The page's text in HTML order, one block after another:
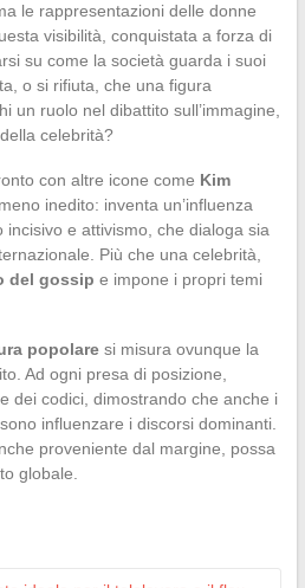
le rappresentazioni delle donne
visibilità, conquistata a forza di
su come la società guarda i suoi
o si rifiuta, che una figura
un ruolo nel dibattito sull’immagine,
celebrità?
con altre icone come Kim
inedito: inventa un’influenza
e attivismo, che dialoga sia
Più che una celebrità,
del gossip e impone i propri temi
popolaresi misura ovunque la
Ad ogni presa di posizione,
dei codici, dimostrando che anche i
influenzare i discorsi dominanti.
proveniente dal margine, possa
globale.